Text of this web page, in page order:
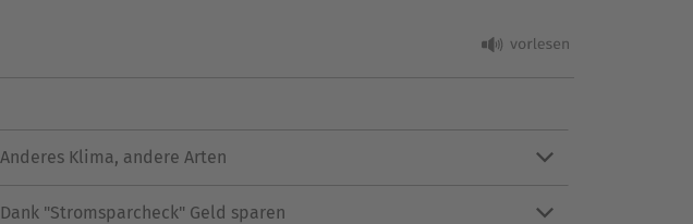
Anderes Klima, andere Arten
Dank "Stromsparcheck" Geld sparen